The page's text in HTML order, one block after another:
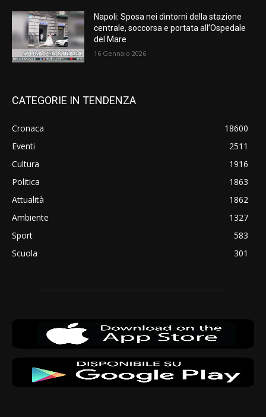
Napoli: Sposa nei dintorni della stazione
centrale, soccorsa e portata all’Ospedale
del Mare
16 Gennaio 2026
CATEGORIE IN TENDENZA
Cronaca
18600
Eventi
2511
Cultura
1916
Politica
1863
Attualità
1862
Ambiente
1327
Sport
583
Scuola
301